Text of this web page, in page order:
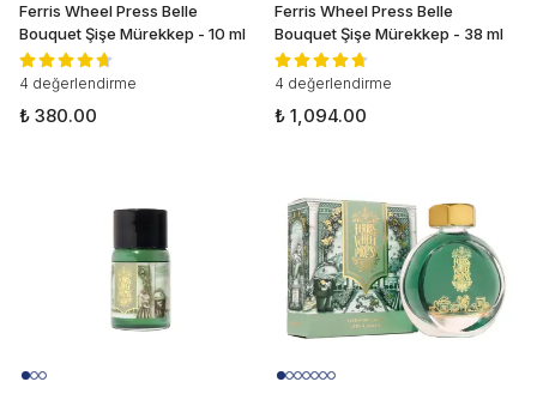
Ferris Wheel Press Belle
Bouquet Şişe Mürekkep - 10 ml
4 değerlendirme
₺ 380.00
Ferris Wheel Press Belle
Bouquet Şişe Mürekkep - 38 ml
4 değerlendirme
₺ 1,094.00